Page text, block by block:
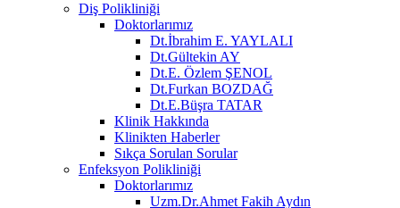
Diş Polikliniği
Doktorlarımız
Dt.İbrahim E. YAYLALI
Dt.Gültekin AY
Dt.E. Özlem ŞENOL
Dt.Furkan BOZDAĞ
Dt.E.Büşra TATAR
Klinik Hakkında
Klinikten Haberler
Sıkça Sorulan Sorular
Enfeksyon Polikliniği
Doktorlarımız
Uzm.Dr.Ahmet Fakih Aydın